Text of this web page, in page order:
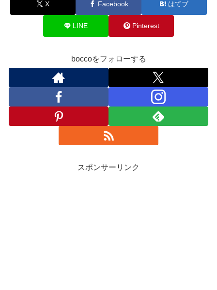
X Facebook はてブ
LINE Pinterest
boccoをフォローする
スポンサーリンク